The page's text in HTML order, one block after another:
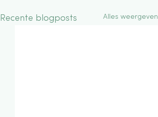
Recente blogposts Alles weergeven